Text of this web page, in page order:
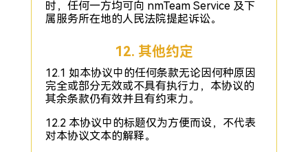
时，任何一方均可向 nmTeam Service 及下
属服务所在地的人民法院提起诉讼。
12. 其他约定
12.1 如本协议中的任何条款无论因何种原因
完全或部分无效或不具有执行力，本协议的
其余条款仍有效并且有约束力。
12.2 本协议中的标题仅为方便而设，不代表
对本协议文本的解释。